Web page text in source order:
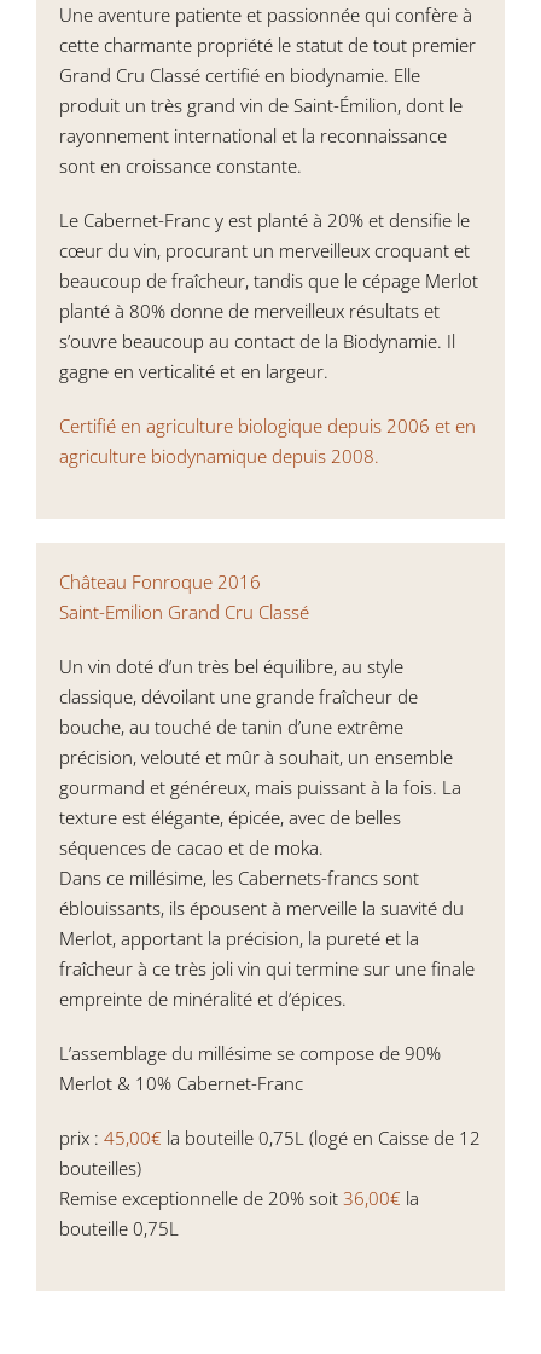
Une aventure patiente et passionnée qui confère à
cette charmante propriété le statut de tout premier
Grand Cru Classé certifié en biodynamie. Elle
produit un très grand vin de Saint-Émilion, dont le
rayonnement international et la reconnaissance
sont en croissance constante.
Le Cabernet-Franc y est planté à 20% et densifie le
cœur du vin, procurant un merveilleux croquant et
beaucoup de fraîcheur, tandis que le cépage Merlot
planté à 80% donne de merveilleux résultats et
s’ouvre beaucoup au contact de la Biodynamie. Il
gagne en verticalité et en largeur.
Certifié en agriculture biologique depuis 2006 et en
agriculture biodynamique depuis 2008.
Château Fonroque 2016
Saint-Emilion Grand Cru Classé
Un vin doté d’un très bel équilibre, au style
classique, dévoilant une grande fraîcheur de
bouche, au touché de tanin d’une extrême
précision, velouté et mûr à souhait, un ensemble
gourmand et généreux, mais puissant à la fois. La
texture est élégante, épicée, avec de belles
séquences de cacao et de moka.
Dans ce millésime, les Cabernets-francs sont
éblouissants, ils épousent à merveille la suavité du
Merlot, apportant la précision, la pureté et la
fraîcheur à ce très joli vin qui termine sur une finale
empreinte de minéralité et d’épices.
L’assemblage du millésime se compose de 90%
Merlot & 10% Cabernet-Franc
prix :45,00€ la bouteille 0,75L (logé en Caisse de 12
bouteilles)
Remise exceptionnelle de 20% soit 36,00€ la
bouteille 0,75L